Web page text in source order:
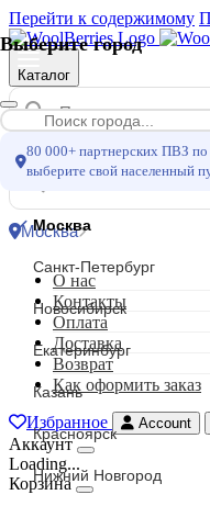
Перейти к содержимому
Каталог
Меню
Москва
О нас
Контакты
Оплата
Доставка
Возврат
Как оформить заказ
Избранное Account
Аккаунт
Loading...
Корзина
Выберите город
80 000+ партнерских ПВЗ по
выберите свой населенный
Москва
Санкт-Петербург
Новосибирск
Екатеринбург
Казань
Красноярск
Нижний Новгород